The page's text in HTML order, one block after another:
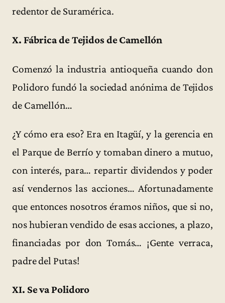
redentor de Suramérica.
X. Fábrica de Tejidos de Camellón
Comenzó la industria antioqueña cuando don
Polidoro fundó la sociedad anónima de Tejidos
de Camellón…
¿Y cómo era eso? Era en Itagüí, y la gerencia en
el Parque de Berrío y tomaban dinero a mutuo,
con interés, para… repartir dividendos y poder
así vendernos las acciones… Afortunadamente
que entonces nosotros éramos niños, que si no,
nos hubieran vendido de esas acciones, a plazo,
financiadas por don Tomás… ¡Gente verraca,
padre del Putas!
XI. Se va Polidoro